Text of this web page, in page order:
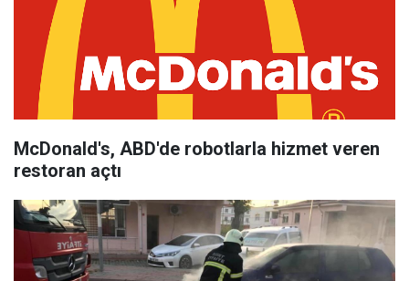
McDonald's, ABD'de robotlarla hizmet veren
restoran açtı